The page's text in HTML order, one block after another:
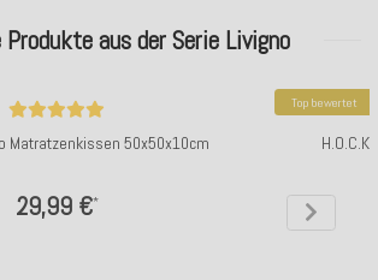
aus der Serie Livigno
Matratzenkissen 50x50x10cm
29,99 €*
Top bewertet